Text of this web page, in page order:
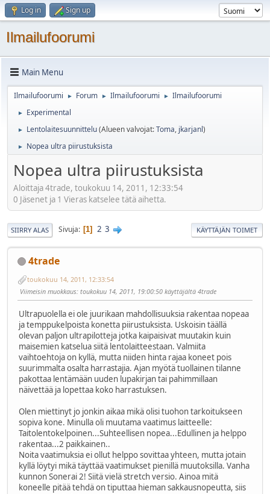
Log in Sign up
Ilmailufoorumi
Main Menu
Ilmailufoorumi ► Forum ► Ilmailufoorumi ► Ilmailufoorumi
► Experimental
► Lentolaitesuunnittelu(Alueen valvojat:Toma, jkarjanl)
► Nopea ultra piirustuksista
Nopea ultra piirustuksista
Aloittaja 4trade, toukokuu 14, 2011, 12:33:54
0 Jäsenet ja 1 Vieras katselee tätä aihetta.
SIIRRY ALAS Sivuja 1 2 3 KÄYTTÄJÄN TOIMET
4trade
toukokuu 14, 2011, 12:33:54
Viimeisin muokkaus: toukokuu 14, 2011, 19:00:50 käyttäjältä 4trade
Ultrapuolella ei ole juurikaan mahdollisuuksia rakentaa nopeaa
ja temppukelpoista konetta piirustuksista. Uskoisin täällä
olevan paljon ultrapilotteja jotka kaipaisivat muutakin kuin
maisemien katselua siitä lentolaitteestaan. Valmiita
vaihtoehtoja on kyllä, mutta niiden hinta rajaa koneet pois
suurimmalta osalta harrastajia. Ajan myötä tuollainen tilanne
pakottaa lentämään uuden lupakirjan tai pahimmillaan
näivettää ja lopettaa koko harrastuksen.
Olen miettinyt jo jonkin aikaa mikä olisi tuohon tarkoitukseen
sopiva kone. Minulla oli muutama vaatimus laitteelle:
Taitolentokelpoinen...Suhteellisen nopea...Edullinen ja helppo
rakentaa...2 paikkainen..
Noita vaatimuksia ei ollut helppo sovittaa yhteen, mutta jotain
kyllä löytyi mikä täyttää vaatimukset pienillä muutoksilla. Vanha
kunnon Sonerai 2! Siitä vielä stretch versio. Ainoa mitä
koneelle pitää tehdä on tiputtaa hieman sakkausnopeutta, siis